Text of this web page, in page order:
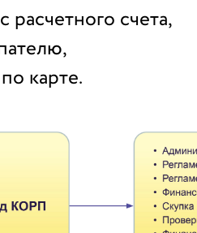
расчетного счета,
карте.